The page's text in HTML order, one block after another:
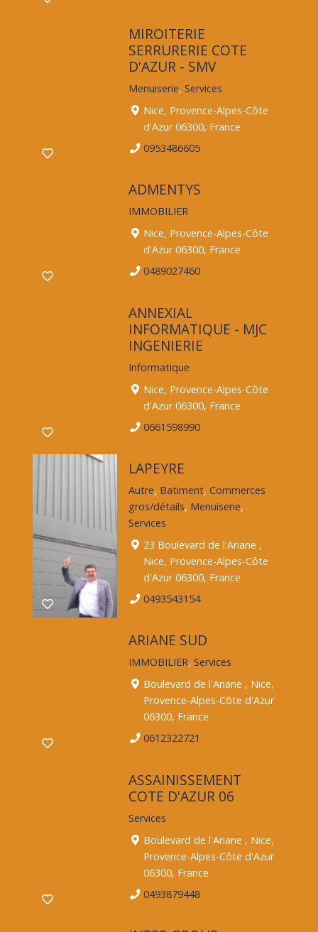
MIROITERIE
SERRURERIE COTE
D'AZUR - SMV
Menuiserie, Services
Nice, Provence-Alpes-Côte
d'Azur 06300, France
0953486605
ADMENTYS
IMMOBILIER
Nice, Provence-Alpes-Côte
d'Azur 06300, France
0489027460
ANNEXIAL
INFORMATIQUE - MJC
INGENIERIE
Informatique
Nice, Provence-Alpes-Côte
d'Azur 06300, France
0661598990
LAPEYRE
Autre, Batiment, Commerces
gros/détails, Menuiserie,
Services
23 Boulevard de l'Ariane ,
Nice, Provence-Alpes-Côte
d'Azur 06300, France
0493543154
ARIANE SUD
IMMOBILIER, Services
Boulevard de l'Ariane , Nice,
Provence-Alpes-Côte d'Azur
06300, France
0612322721
ASSAINISSEMENT
COTE D'AZUR 06
Services
Boulevard de l'Ariane , Nice,
Provence-Alpes-Côte d'Azur
06300, France
0493879448